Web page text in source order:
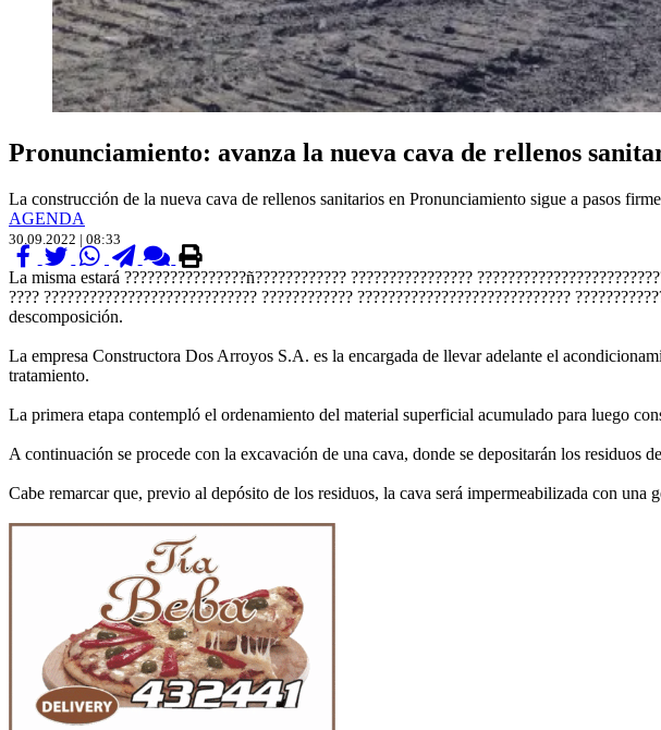
Pronunciamiento: avanza la nueva cava de rellenos
La construcción de la nueva cava de rellenos sanitarios en Pronunciamiento sigue a pasos
AGENDA
30.09.2022 | 08:33
La misma estará ????????????????ñ???????????? ????????????????
???? ???????????????????????????? ???????????? ????????????????????????????
descomposición.
La empresa Constructora Dos Arroyos S.A. es la encargada de llevar adelante el
tratamiento.
La primera etapa contempló el ordenamiento del material superficial acumulado para luego
A continuación se procede con la excavación de una cava, donde se depositarán los residuos
Cabe remarcar que, previo al depósito de los residuos, la cava será impermeabilizada con